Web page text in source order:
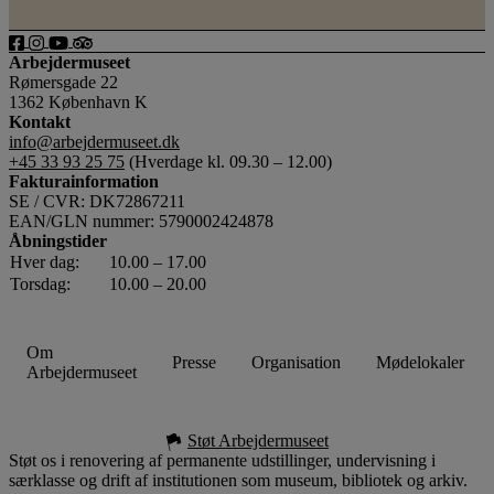
Arbejdermuseet
Rømersgade 22
1362 København K
Kontakt
info@arbejdermuseet.dk
+45 33 93 25 75 (Hverdage kl. 09.30 – 12.00)
Fakturainformation
SE / CVR: DK72867211
EAN/GLN nummer: 5790002424878
Åbningstider
Hver dag:
10.00 – 17.00
Torsdag:
10.00 – 20.00
Om
Arbejdermuseet
Presse Organisation Mødelokaler
Støt Arbejdermuseet
Støt os i renovering af permanente udstillinger, undervisning i
særklasse og drift af institutionen som museum, bibliotek og arkiv.